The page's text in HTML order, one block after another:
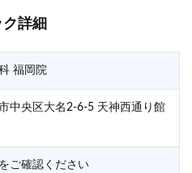
詳細
福岡院
中央区大名2-6-5 天神西通り館
ご確認ください